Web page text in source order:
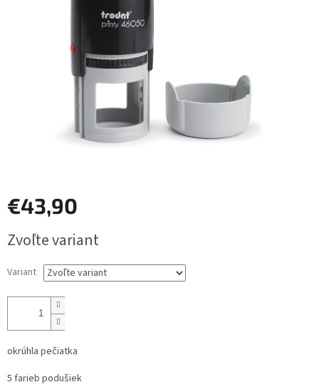
€43,90
cena:
Zvoľte variant
Variant
okrúhla pečiatka
5 farieb podušiek